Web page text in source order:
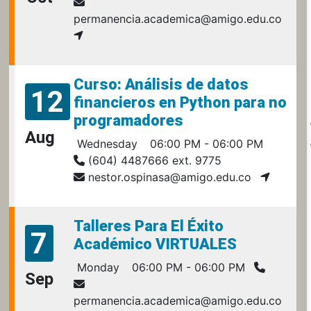
permanencia.academica@amigo.edu.co
12
Aug
Curso: Análisis de datos
financieros en Python para no
programadores
Wednesday
06:00 PM - 06:00 PM
(604) 4487666 ext. 9775
nestor.ospinasa@amigo.edu.co
7
Sep
Talleres Para El Éxito
Académico VIRTUALES
Monday 06:00 PM - 06:00 PM
permanencia.academica@amigo.edu.co